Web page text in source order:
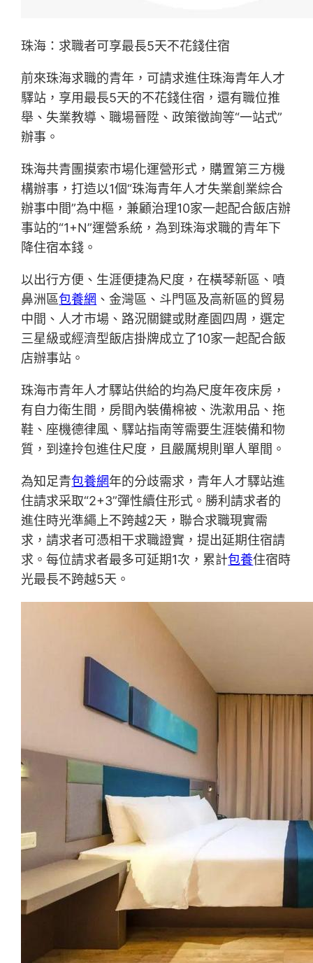
珠海：求職者可享最長5天不花錢住宿
前來珠海求職的青年，可請求進住珠海青年人才
驛站，享用最長5天的不花錢住宿，還有職位推
舉、失業教導、職場晉陞、政策徵詢等“一站式”
辦事。
珠海共青團摸索市場化運營形式，購置第三方機
構辦事，打造以1個“珠海青年人才失業創業綜合
辦事中間”為中樞，兼顧治理10家一起配合飯店辦
事站的“1+N”運營系統，為到珠海求職的青年下
降住宿本錢。
以出行方便、生涯便捷為尺度，在橫琴新區、噴
鼻洲區包養網 、金灣區、斗門區及高新區的貿易
中間、人才市場、路況關鍵或財產園四周，選定
三星級或經濟型飯店掛牌成立了10家一起配合飯
店辦事站。
珠海市青年人才驛站供給的均為尺度年夜床房，
有自力衛生間，房間內裝備棉被、洗漱用品、拖
鞋、座機德律風、驛站指南等需要生涯裝備和物
質，到達拎包進住尺度，且嚴厲規則單人單間。
為知足青包養網年的分歧需求，青年人才驛站進
住請求采取“2+3”彈性續住形式。勝利請求者的
進住時光準繩上不跨越2天，聯合求職現實需
求，請求者可憑相干求職證實，提出延期住宿請
求。每位請求者最多可延期1次，累計包養住宿時
光最長不跨越5天。